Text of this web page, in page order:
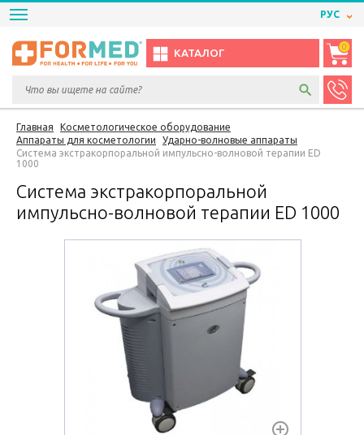
РУС
КАТАЛОГ
0
Главная
Косметологическое оборудование
Аппараты для косметологии
Ударно-волновые аппараты
Система экстракорпоральной импульсно-волновой терапии ED
1000
Система экстракорпоральной
импульсно-волновой терапии ED 1000